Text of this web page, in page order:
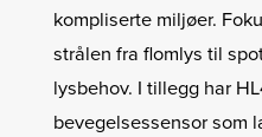
kompliserte miljøer.
strålen fra flomlys til
lysbehov. I tillegg har
bevegelsessensor som